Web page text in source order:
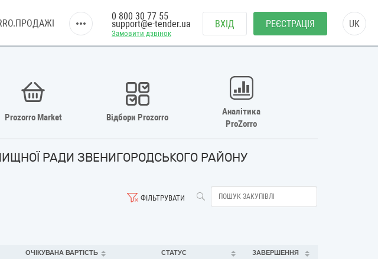
Замовити дзвінок
0 800 30 77 55
support@e-tender.ua ВХІД РЕЄСТРАЦІЯ UK
Prozorro Market Відбори Prozorro
Аналітика
ProZorro
РАДИ ЗВЕНИГОРОДСЬКОГО РАЙОНУ
ФІЛЬТРУВАТИ
ОЧІКУВАНА ВАРТІСТЬ СТАТУС ЗАВЕРШЕННЯ